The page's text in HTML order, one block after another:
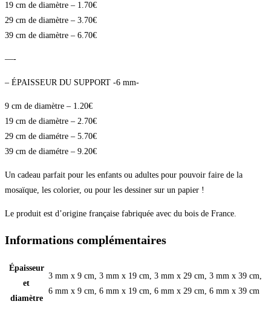
19 cm de diamètre – 1.70€
29 cm de diamètre – 3.70€
39 cm de diamètre – 6.70€
—-
– ÉPAISSEUR DU SUPPORT -6 mm-
9 cm de diamètre – 1.20€
19 cm de diamètre – 2.70€
29 cm de diamétre – 5.70€
39 cm de diamétre – 9.20€
Un cadeau parfait pour les enfants ou adultes pour pouvoir faire de la
mosaïque, les colorier, ou pour les dessiner sur un papier !
Le produit est d’origine française fabriquée avec du bois de France.
Informations complémentaires
Épaisseur
et
diamètre
3 mm x 9 cm, 3 mm x 19 cm, 3 mm x 29 cm, 3 mm x 39 cm,
6 mm x 9 cm, 6 mm x 19 cm, 6 mm x 29 cm, 6 mm x 39 cm